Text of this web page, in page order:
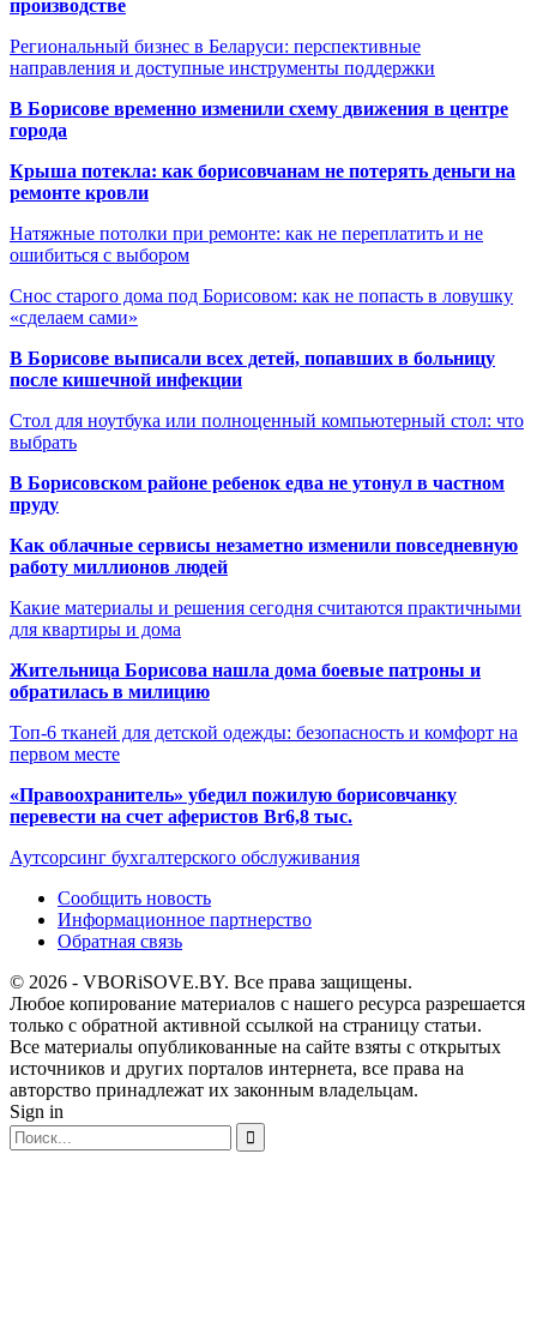
производстве
Региональный бизнес в Беларуси: перспективные
направления и доступные инструменты поддержки
В Борисове временно изменили схему движения в центре
города
Крыша потекла: как борисовчанам не потерять деньги на
ремонте кровли
Натяжные потолки при ремонте: как не переплатить и не
ошибиться с выбором
Снос старого дома под Борисовом: как не попасть в ловушку
«сделаем сами»
В Борисове выписали всех детей, попавших в больницу
после кишечной инфекции
Стол для ноутбука или полноценный компьютерный стол: что
выбрать
В Борисовском районе ребенок едва не утонул в частном
пруду
Как облачные сервисы незаметно изменили повседневную
работу миллионов людей
Какие материалы и решения сегодня считаются практичными
для квартиры и дома
Жительница Борисова нашла дома боевые патроны и
обратилась в милицию
Топ-6 тканей для детской одежды: безопасность и комфорт на
первом месте
«Правоохранитель» убедил пожилую борисовчанку
перевести на счет аферистов Br6,8 тыс.
Аутсорсинг бухгалтерского обслуживания
Сообщить новость
Информационное партнерство
Обратная связь
© 2026 - VBORiSOVE.BY. Все права защищены.
Любое копирование материалов с нашего ресурса разрешается
только с обратной активной ссылкой на страницу статьи.
Все материалы опубликованные на сайте взяты с открытых
источников и других порталов интернета, все права на
авторство принадлежат их законным владельцам.
Sign in